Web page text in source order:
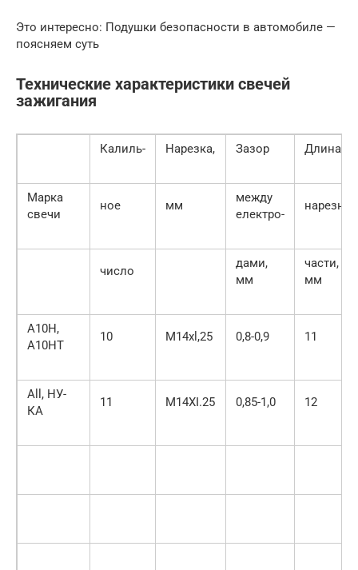
Это интересно: Подушки безопасности в автомобиле —
поясняем суть
Технические характеристики свечей
зажигания
Калиль- Нарезка, Зазор Длина
Марка
свечи
ное мм
между
електро-
нарезной
число
дами,
мм
части,
мм
А10Н,
А10НТ
10 M14xl,25 0,8-0,9 11
All, НУ-
КА
11 М14ХІ.25 0,85-1,0 12